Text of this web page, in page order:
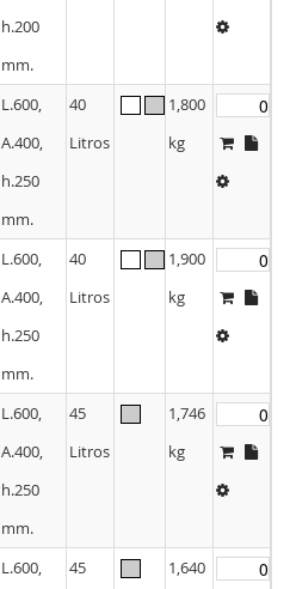
h.200
mm.
L.600,
A.400,
h.250
mm.
40
Litros
1,800
kg
L.600,
A.400,
h.250
mm.
40
Litros
1,900
kg
L.600,
A.400,
h.250
mm.
45
Litros
1,746
kg
L.600,
45
1,640